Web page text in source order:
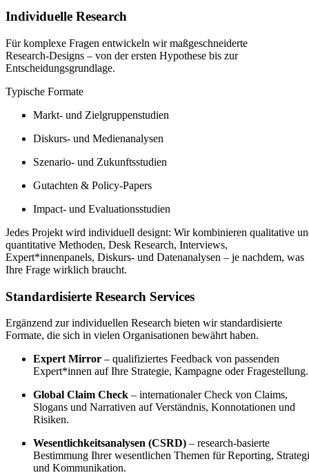
Individuelle Research
Für komplexe Fragen entwickeln wir maßgeschneiderte
Research‑Designs – von der ersten Hypothese bis zur
Entscheidungsgrundlage.
Typische Formate
Markt‑ und Zielgruppenstudien
Diskurs‑ und Medienanalysen
Szenario‑ und Zukunftsstudien
Gutachten & Policy‑Papers
Impact‑ und Evaluationsstudien
Jedes Projekt wird individuell designt: Wir kombinieren qualitative
quantitative Methoden, Desk Research, Interviews,
Expert*innenpanels, Diskurs‑ und Datenanalysen – je nachdem, was
Ihre Frage wirklich braucht.
Standardisierte Research Services
Ergänzend zur individuellen Research bieten wir standardisierte
Formate, die sich in vielen Organisationen bewährt haben.
Expert Mirror – qualifiziertes Feedback von passenden
Expert*innen auf Ihre Strategie, Kampagne oder Fragestellung.
Global Claim Check – internationaler Check von Claims,
Slogans und Narrativen auf Verständnis, Konnotationen und
Risiken.
Wesentlichkeitsanalysen (CSRD) – research‑basierte
Bestimmung Ihrer wesentlichen Themen für Reporting,
und Kommunikation.